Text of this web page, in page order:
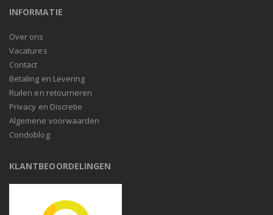
INFORMATIE
Over ons
Vacatures
Contact
Betaling en Levering
Ruilen en retourneren
Privacy en Discretie
Algemene voorwaarden
Condoblog
KLANTBEOORDELINGEN